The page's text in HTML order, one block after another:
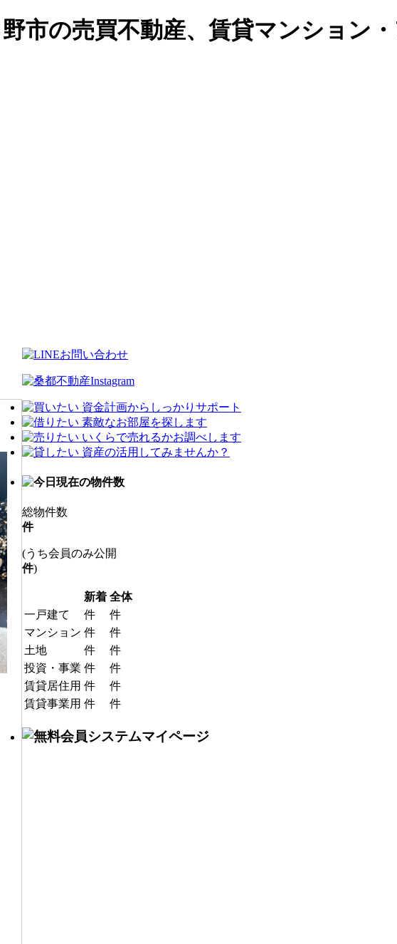
市の売買不動産、賃貸マンション
総物件数
件
(うち会員のみ公開
件)
新着 全体
一戸建て
件
件
マンション 件
件
土地
件
件
投資・事業 件
件
賃貸居住用 件
件
賃貸事業用 件 件